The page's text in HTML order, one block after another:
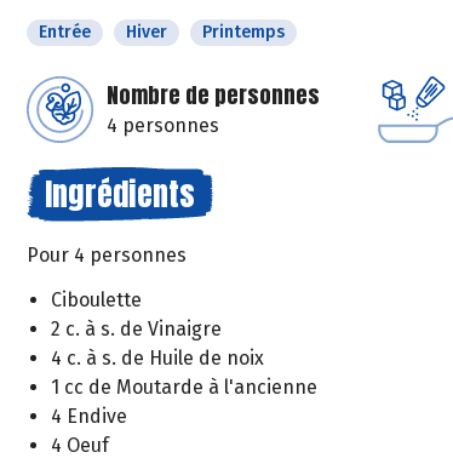
Entrée Hiver Printemps
Nombre de personnes
4 personnes
Ingrédients
Pour 4 personnes
Ciboulette
2 c. à s. de Vinaigre
4 c. à s. de Huile de noix
1 cc de Moutarde à l'ancienne
4 Endive
4 Oeuf